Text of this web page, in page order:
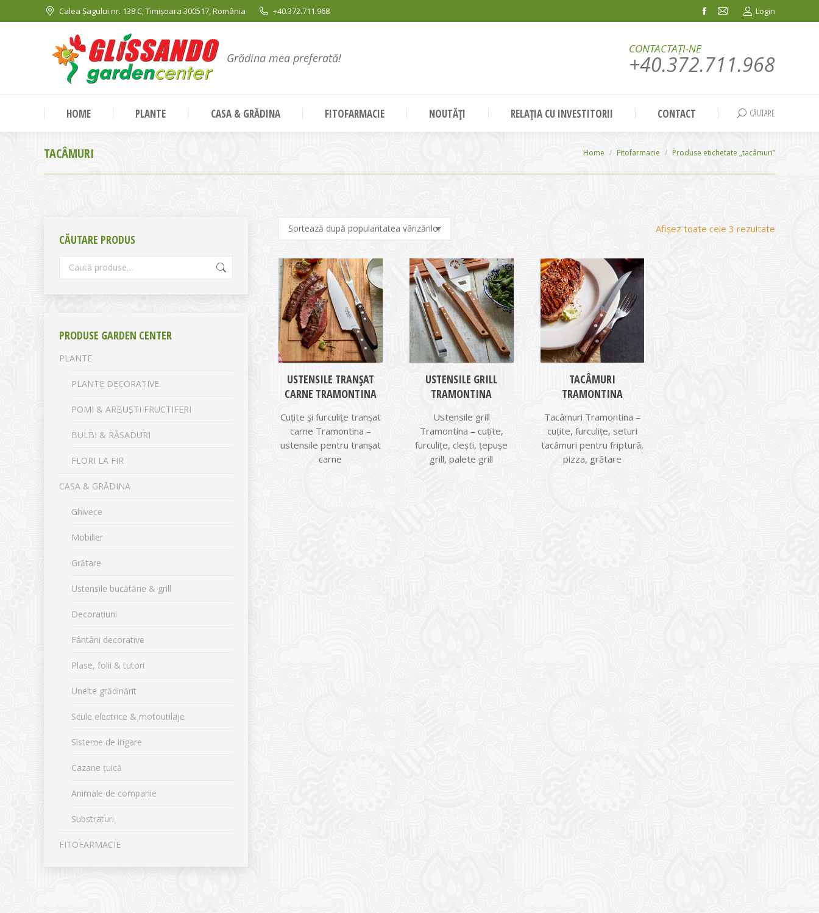
Calea Șagului nr. 138 C, Timișoara 300517, România +40.372.711.968
Facebook
in
window
Mail
in
window
Login
Grădina mea preferată!
CONTACTAȚI-NE
+40.372.711.968
HOME PLANTE CASA & GRĂDINA FITOFARMACIE NOUTĂȚI RELAȚIA CU INVESTITORII CONTACT Search:
CĂUTARE
TACÂMURI You are here:
Home Fitofarmacie Produse etichetate „tacâmuri”
Afișez toate cele 3 rezultate
USTENSILE TRANȘAT
CARNE TRAMONTINA
Cuțite și furculițe tranșat
carne Tramontina –
ustensile pentru tranșat
carne
USTENSILE GRILL
TRAMONTINA
Ustensile grill
Tramontina – cuțite,
furculițe, clești, țepușe
grill, palete grill
TACÂMURI
TRAMONTINA
Tacâmuri Tramontina –
cuțite, furculițe, seturi
tacâmuri pentru friptură,
pizza, grătare
CĂUTARE PRODUS
PRODUSE GARDEN CENTER
PLANTE
PLANTE DECORATIVE
POMI & ARBUȘTI FRUCTIFERI
BULBI & RĂSADURI
FLORI LA FIR
CASA & GRĂDINA
Ghivece
Mobilier
Grătare
Ustensile bucătărie & grill
Decorațiuni
Fântâni decorative
Plase, folii & tutori
Unelte grădinărit
Scule electrice & motoutilaje
Sisteme de irigare
Cazane țuică
Animale de companie
Substraturi
FITOFARMACIE